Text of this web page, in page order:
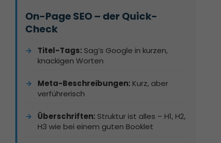
On-Page SEO – der Quick-
Check
Titel-Tags: Sag’s Google in kurzen,
knackigen Worten
Meta-Beschreibungen: Kurz, aber
verführerisch
Überschriften: Struktur ist alles – H1, H2,
H3 wie bei einem guten Booklet